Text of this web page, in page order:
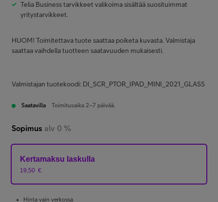
Telia Business tarvikkeet valikoima sisältää suosituimmat
yritystarvikkeet.
HUOM! Toimitettava tuote saattaa poiketa kuvasta. Valmistaja
saattaa vaihdella tuotteen saatavuuden mukaisesti.
Valmistajan tuotekoodi: DI_SCR_PTOR_IPAD_MINI_2021_GLASS
Saatavilla Toimitusaika 2–7 päivää.
Sopimus alv 0 %
Kertamaksu laskulla
19,50 €
Hinta vain verkossa